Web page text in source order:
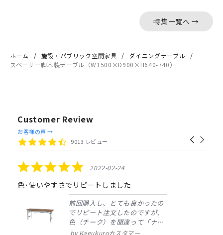
特集一覧へ →
ホーム 施設・パブリック空間家具
ダイニングテーブル
スペーサー脚木製テーブル（W1500×D900×H640-740）
Customer Review
Reviews
carousel
Carousel
arrows
4.4
star
9013 レビュー
お客様の声 →
5.0
star
rating
2022-02-24
色･使いやすさでリピートしました
前回購入し、とても良かったの
でリピート注文したのですが、
色（チーク）を間違って「ナチ
ュラル」としてしまいました。
Kagukuroカスタマー